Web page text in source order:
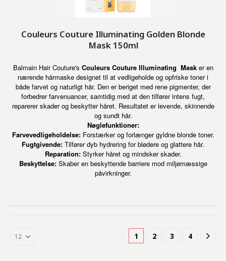
Couleurs Couture Illuminating Golden Blonde
Mask 150ml
Balmain Hair Couture's Couleurs Couture Illuminating Masker en
nærende hårmaske designet til at vedligeholde og opfriske toner i
både farvet og naturligt hår. Den er beriget med rene pigmenter, der
forbedrer farvenuancer, samtidig med at den tilfører intens fugt,
reparerer skader og beskytter håret. Resultatet er levende, skinnende
og sundt hår.
Nøglefunktioner:
Farvevedligeholdelse:Forstærker og forlænger gyldne blonde toner.
Fugtgivende: Tilfører dyb hydrering for blødere og glattere hår.
Reparation:Styrker håret og mindsker skader.
Beskyttelse:Skaber en beskyttende barriere mod miljømæssige
påvirkninger.
1 2 3 4